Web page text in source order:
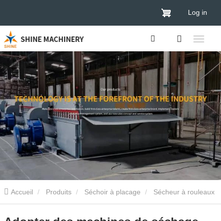
Log in
Accueil Produits Séchoir à placage Sécheur à rouleaux
de placage